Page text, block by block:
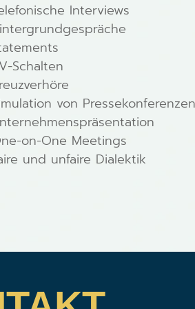
Interviews
Schalten
von Pressekonferenzen
on-One Meetings
und unfaire Dialektik